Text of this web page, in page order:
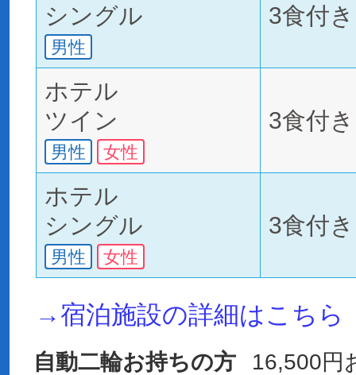
シングル
男性
3食付き
ホテル
ツイン
男性 女性
3食付き
ホテル
シングル
男性 女性
3食付き
→宿泊施設の詳細はこちら
自動二輪お持ちの方 16,500円